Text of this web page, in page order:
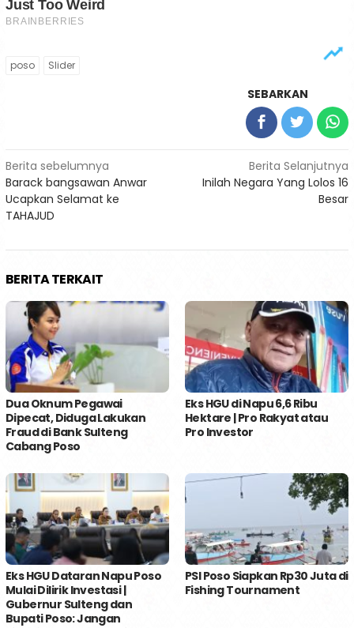
poso Slider
SEBARKAN
Navigasi
pos
Berita sebelumnya
Barack bangsawan Anwar
Ucapkan Selamat ke
TAHAJUD
Berita Selanjutnya
Inilah Negara Yang Lolos 16
Besar
BERITA TERKAIT
Dua Oknum Pegawai
Dipecat, Diduga Lakukan
Fraud di Bank Sulteng
Cabang Poso
Eks HGU di Napu 6,6 Ribu
Hektare | Pro Rakyat atau
Pro Investor
Eks HGU Dataran Napu Poso
Mulai Dilirik Investasi |
Gubernur Sulteng dan
Bupati Poso: Jangan
PSI Poso Siapkan Rp30 Juta di
Fishing Tournament